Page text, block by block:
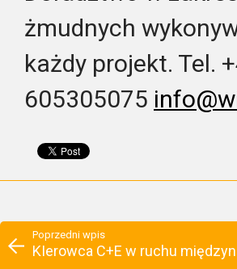
żmudnych
każdy projekt. Tel.
605305075
Poprzedni wpis
KIerowca C+E w ruchu